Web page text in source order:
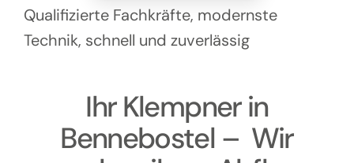
Qualifizierte Fachkräfte, modernste
Technik, schnell und zuverlässig
Ihr Klempner in
Bennebostel – Wir